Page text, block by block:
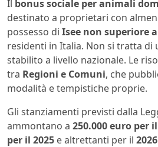
Il bonus sociale per animali
destinato a proprietari con
possesso di Isee non superiore
residenti in Italia. Non si tratta di
stabilito a livello nazionale. Le
tra Regioni e Comuni, che
modalità e tempistiche proprie.
Gli stanziamenti previsti dalla
ammontano a 250.000 euro per
per il 2025 e altrettanti per il 2026